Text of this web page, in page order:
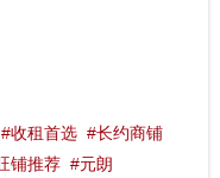
#收租首选 #长约商铺
铺推荐 #元朗